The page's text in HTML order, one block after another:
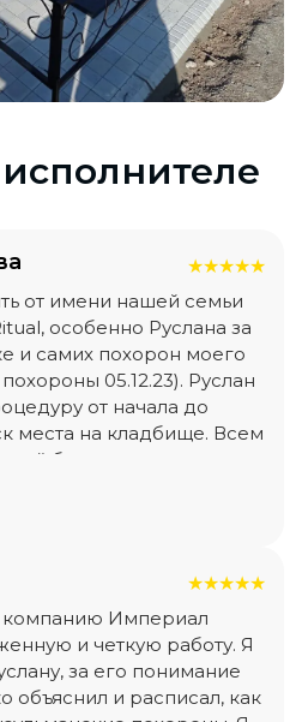
★★★★★
от имени нашей семьи
особенно Руслана за
и самих похорон моего
05.12.23). Руслан
от начала до
места на кладбище. Всем
близкого
они
К сожалению, мы все
★★★★★
компанию Империал
и четкую работу. Я
за его понимание
объяснил и расписал, как